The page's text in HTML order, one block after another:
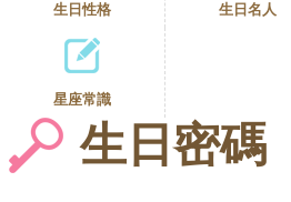
生日性格 生日名人
星座常識
生日密碼